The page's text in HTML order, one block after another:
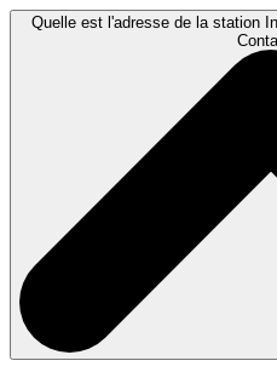
Quelle est l'adresse de la station